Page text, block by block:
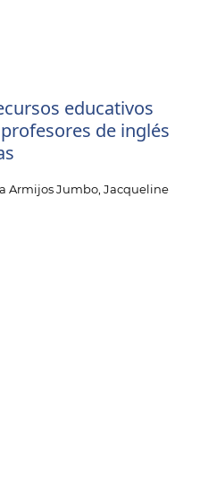
educativos
de inglés
Armijos Jumbo, Jacqueline